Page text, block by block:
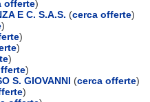
offerte)
E C. S.A.S. (cerca offerte)
)
)
)
)
)
S. GIOVANNI (cerca offerte)
)